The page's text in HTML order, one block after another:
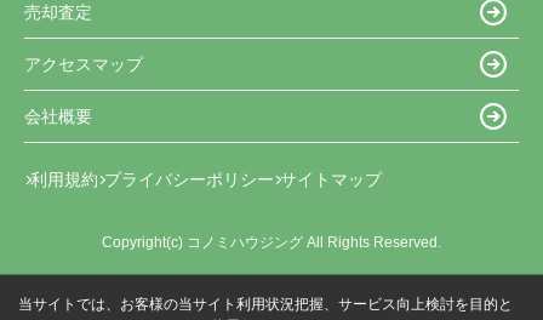
売却査定
アクセスマップ
会社概要
利用規約 プライバシーポリシー サイトマップ
Copyright(c) コノミハウジング All Rights Reserved.
当サイトでは、お客様の当サイト利用状況把握、サービス向上検討を目的と